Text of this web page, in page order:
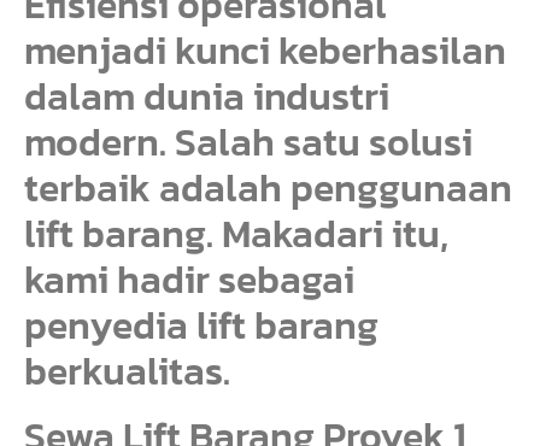
menjadi kunci keberhasilan
dalam dunia industri
modern. Salah satu solusi
terbaik adalah penggunaan
lift barang. Makadari itu,
kami hadir sebagai
penyedia lift barang
berkualitas.